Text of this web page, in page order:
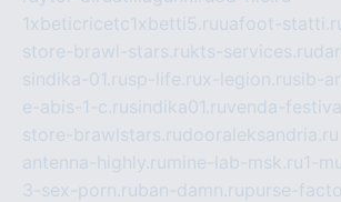
1xbeticricetc1xbetti5.ruuafoot-
store-brawl-stars.rukts-services.ru
sindika-01.rusp-life.rux-legion.rusib-
e-abis-1-c.rusindika01.ruvenda-
store-brawlstars.rudooraleksandria.ru
antenna-highly.ru mine-lab-msk.ru1-
3-sex-porn.ruban-damn.rupurse-